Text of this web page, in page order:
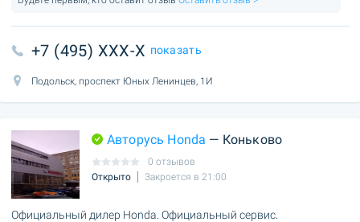
+7 (495) XXX-X показать
Подольск, проспект Юных Ленинцев, 1И
Авторусь Honda — Коньково
0 отзывов
Открыто
Закроется в 21:00
Официальный дилер Honda. Официальный сервис.